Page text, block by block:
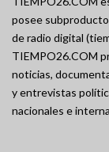
posee
de radio digital
TIEMPO26.COM
noticias,
y entrevistas
nacionales e